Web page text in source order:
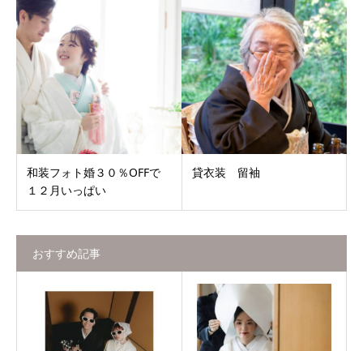
和装フォト婚３０％OFFで
１２月いっぱい
貸衣装 留袖
おすすめ記事